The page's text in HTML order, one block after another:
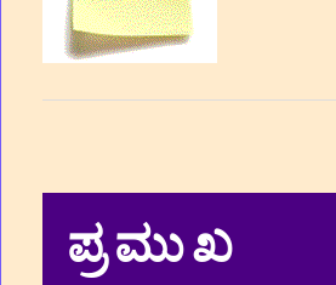
ಪ್ರಮುಖ